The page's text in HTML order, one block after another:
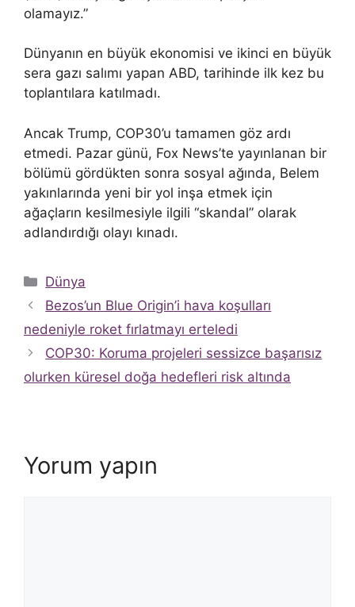
olamayız.”
Dünyanın en büyük ekonomisi ve ikinci en büyük
sera gazı salımı yapan ABD, tarihinde ilk kez bu
toplantılara katılmadı.
Ancak Trump, COP30’u tamamen göz ardı
etmedi. Pazar günü, Fox News’te yayınlanan bir
bölümü gördükten sonra sosyal ağında, Belem
yakınlarında yeni bir yol inşa etmek için
ağaçların kesilmesiyle ilgili “skandal” olarak
adlandırdığı olayı kınadı.
Kategoriler
Dünya
Bezos’un Blue Origin’i hava koşulları
nedeniyle roket fırlatmayı erteledi
COP30: Koruma projeleri sessizce başarısız
olurken küresel doğa hedefleri risk altında
Yorum yapın